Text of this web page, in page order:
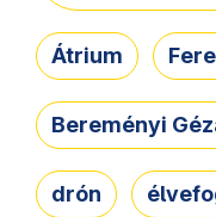
Átrium
Bereményi
drón